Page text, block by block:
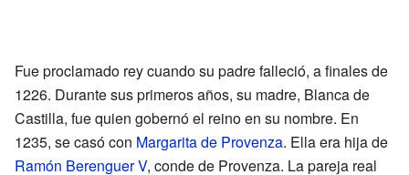
Fue proclamado rey cuando su padre falleció, a finales de
1226. Durante sus primeros años, su madre, Blanca de
Castilla, fue quien gobernó el reino en su nombre. En
1235, se casó con Margarita de Provenza. Ella era hija de
Ramón Berenguer V, conde de Provenza. La pareja real